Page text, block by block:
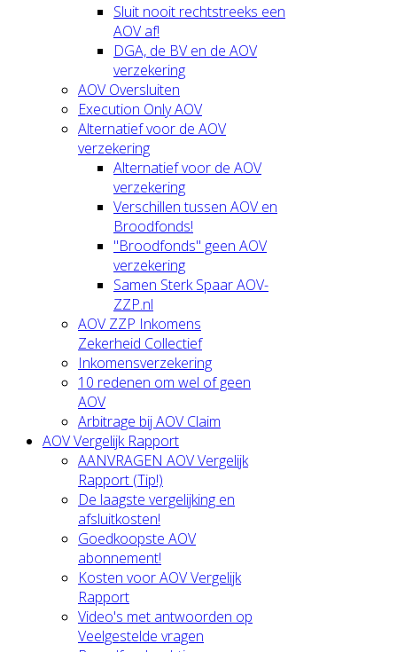
Sluit nooit rechtstreeks een
AOV af!
DGA, de BV en de AOV
verzekering
AOV Oversluiten
Execution Only AOV
Alternatief voor de AOV
verzekering
Alternatief voor de AOV
verzekering
Verschillen tussen AOV en
Broodfonds!
"Broodfonds" geen AOV
verzekering
Samen Sterk Spaar AOV-
ZZP.nl
AOV ZZP Inkomens
Zekerheid Collectief
Inkomensverzekering
10 redenen om wel of geen
AOV
Arbitrage bij AOV Claim
AOV Vergelijk Rapport
AANVRAGEN AOV Vergelijk
Rapport (Tip!)
De laagste vergelijking en
afsluitkosten!
Goedkoopste AOV
abonnement!
Kosten voor AOV Vergelijk
Rapport
Video's met antwoorden op
Veelgestelde vragen